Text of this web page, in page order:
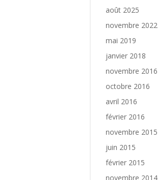
août 2025
novembre 2022
mai 2019
janvier 2018
novembre 2016
octobre 2016
avril 2016
février 2016
novembre 2015
juin 2015
février 2015
novembre 2014